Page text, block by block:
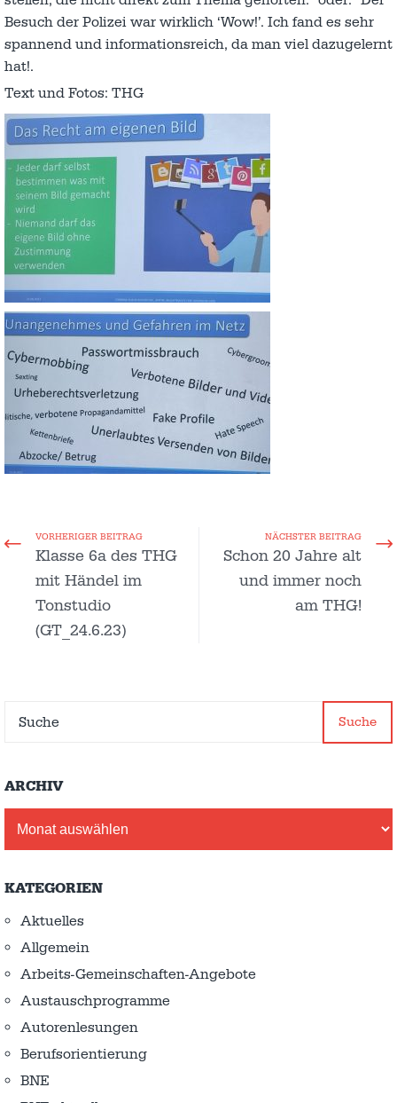
Besuch der Polizei war wirklich ‘Wow!’. Ich fand es sehr
spannend und informationsreich, da man viel dazugelernt
hat!.
Text und Fotos: THG
VORHERIGER BEITRAG
Klasse 6a des THG
mit Händel im
Tonstudio
(GT_24.6.23)
NÄCHSTER BEITRAG
Schon 20 Jahre alt
und immer noch
am THG!
Suche
ARCHIV
KATEGORIEN
Aktuelles
Allgemein
Arbeits-Gemeinschaften-Angebote
Austausch­programme
Autorenlesungen
Berufsorientierung
BNE